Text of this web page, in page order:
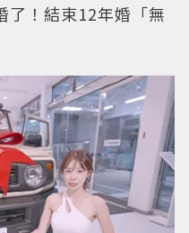
了！結束12年婚「無